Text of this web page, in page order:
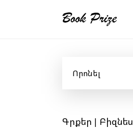
Գրքեր | Բիզնես